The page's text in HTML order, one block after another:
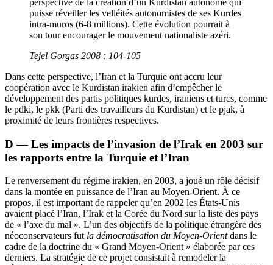
perspective de la création d’un Kurdistan autonome qui
puisse réveiller les velléités autonomistes de ses Kurdes
intra-muros (6-8 millions). Cette évolution pourrait à
son tour encourager le mouvement nationaliste azéri.
Tejel Gorgas 2008 : 104-105
Dans cette perspective, l’Iran et la Turquie ont accru leur
coopération avec le Kurdistan irakien afin d’empêcher le
développement des partis politiques kurdes, iraniens et turcs, comme
le pdki, le pkk (Parti des travailleurs du Kurdistan) et le pjak, à
proximité de leurs frontières respectives.
D — Les impacts de l’invasion de l’Irak en 2003 sur
les rapports entre la Turquie et l’Iran
Le renversement du régime irakien, en 2003, a joué un rôle décisif
dans la montée en puissance de l’Iran au Moyen-Orient. À ce
propos, il est important de rappeler qu’en 2002 les États-Unis
avaient placé l’Iran, l’Irak et la Corée du Nord sur la liste des pays
de « l’axe du mal ». L’un des objectifs de la politique étrangère des
néoconservateurs fut la démocratisation du Moyen-Orientdans le
cadre de la doctrine du « Grand Moyen-Orient » élaborée par ces
derniers. La stratégie de ce projet consistait à remodeler la